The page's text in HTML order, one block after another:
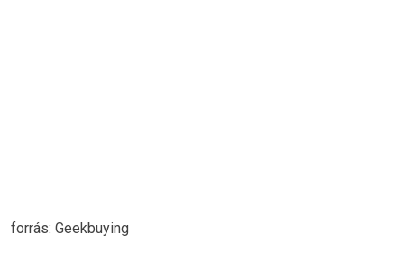
forrás: Geekbuying